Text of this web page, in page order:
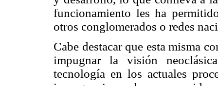
funcionamiento les ha
otros conglomerados o redes
Cabe destacar que esta misma
impugnar la visión
tecnología en los actuales